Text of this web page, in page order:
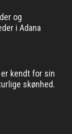
og
i Adana
kendt for sin
skønhed.